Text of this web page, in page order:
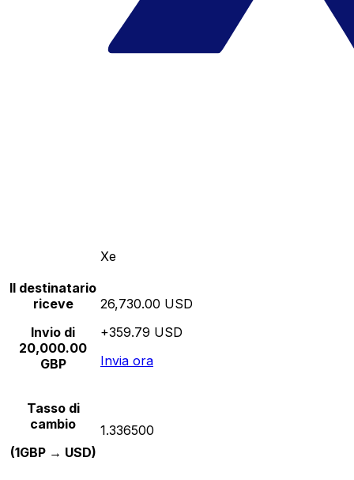
Xe
Il destinatario
riceve
Invio di
20,000.00
GBP
26,730.00 USD
+359.79 USD
Invia ora
Tasso di
cambio
(1GBP → USD)
1.336500